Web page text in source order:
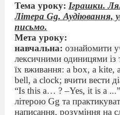
Тема уроку: Іграшки.
Літера Gg. Аудіювання,
письмо.
Мета уроку:
навчальна: ознайомити
лексичними одиницями із
їх вживання: a box, a kite,
bell, a clock; вчити вести
“Is this a… ? –Yes, it is a
літерою Gg та
написання, розуміння на